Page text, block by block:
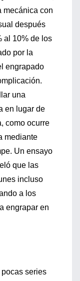
mecánica con
después
al 10% de los
por la
engrapado
una
en lugar de
como ocurre
mediante
Un ensayo
que las
incluso
a los
engrapar en
series